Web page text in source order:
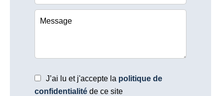
J’ai lu et j'accepte la politique de
confidentialité de ce site